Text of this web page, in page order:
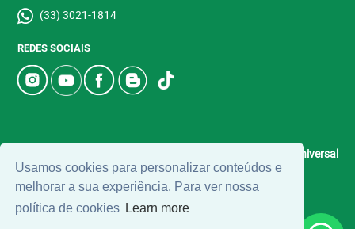
Usamos cookies para personalizar conteúdos e
melhorar a sua experiência. Para ver nossa
política de cookies Learn more
(33) 3021-1814
REDES SOCIAIS
Universal
Software.